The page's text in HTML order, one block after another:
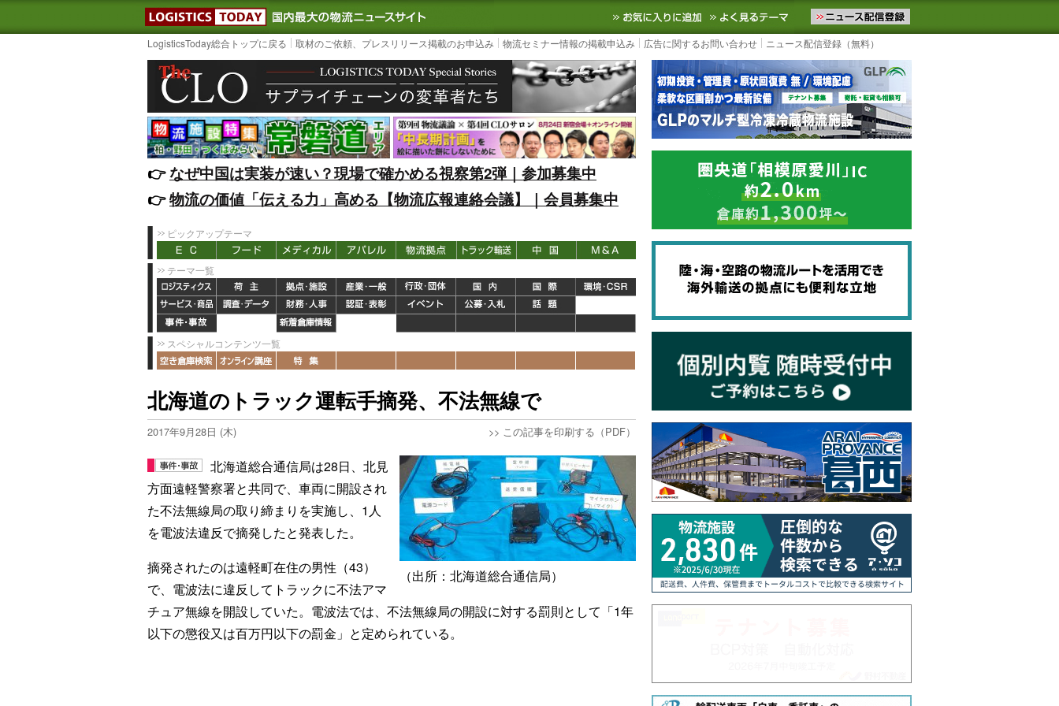
LOGISTICS TODAY｜国内最大の物流ニュースサイト3PL, SCMなど国内外の最新の物流ニュースをお届けします。物流ニュースメール配信を登録す
お気に入りに追加 よく見るテーマ
LogisticsToday総合トップに戻る 取材のご依頼、プレスリリース掲載のお申込み 物流セミナー情報の掲載申込み 広告に関するお問い合わせ ニュース配信登録（無料）
👉️なぜ中国は実装が速い？現場で確かめる視察第2弾｜参加募集中
👉️物流の価値「伝える力」高める【物流広報連絡会議】｜会員募集中
ピックアップテーマ
テーマ一覧
スペシャルコンテンツ一覧
北海道のトラック運転手摘発、不法無線で
2017年9月28日 (木) >> この記事を印刷する（PDF）
（出所：北海道総合通信局）
北海道総合通信局は28日、北見
方面遠軽警察署と共同で、車両に開設され
た不法無線局の取り締まりを実施し、1人
を電波法違反で摘発したと発表した。
摘発されたのは遠軽町在住の男性（43）
で、電波法に違反してトラックに不法アマ
チュア無線を開設していた。電波法では、不法無線局の開設に対する罰則として「1年
以下の懲役又は百万円以下の罰金」と定められている。